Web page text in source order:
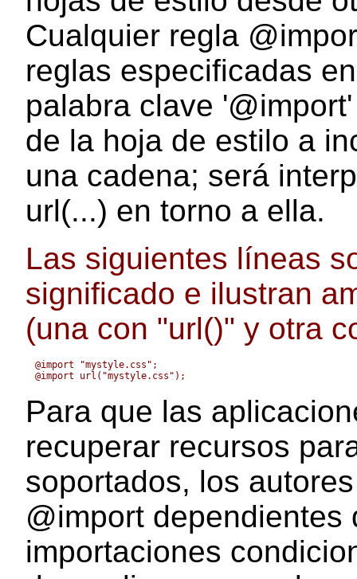
Cualquier regla
reglas especificadas
palabra clave
de la hoja de estilo a
una cadena; será
url(...) en torno a ella.
Las siguientes líneas
significado e ilustran
(una con "url()" y otra
@import "mystyle.css";
Para que las
recuperar recursos
soportados, los
@import dependientes
importaciones